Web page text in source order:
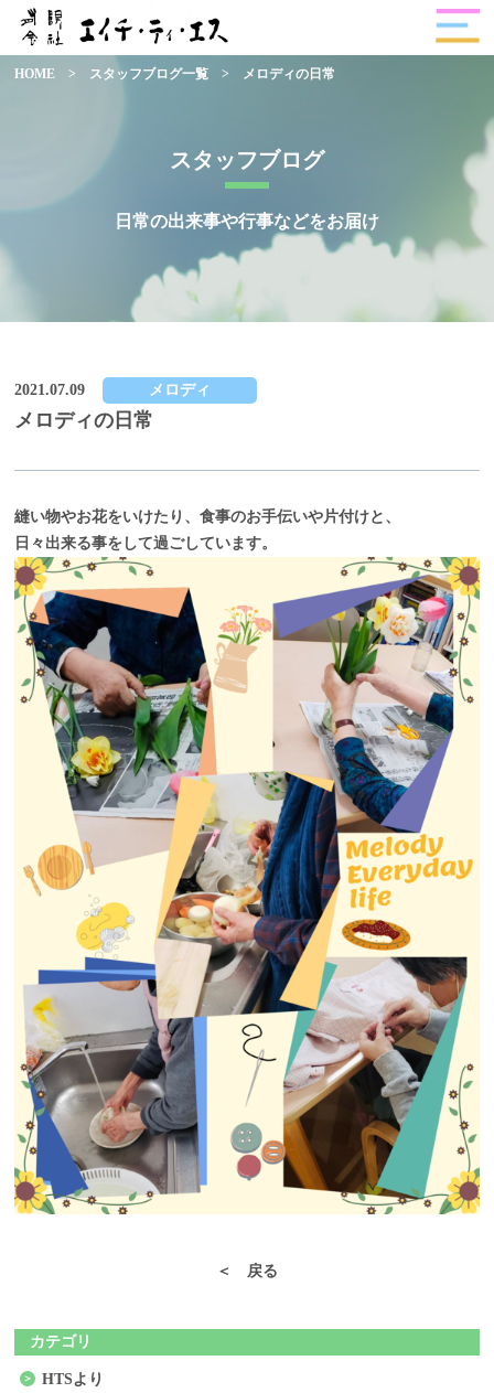
スタッフブログ
日常の出来事や行事などをお届け
HOME > スタッフブログ一覧 > メロディの日常
2021.07.09 メロディ
メロディの日常
縫い物やお花をいけたり、食事のお手伝いや片付けと、
日々出来る事をして過ごしています。
＜ 戻る
カテゴリ
HTSより